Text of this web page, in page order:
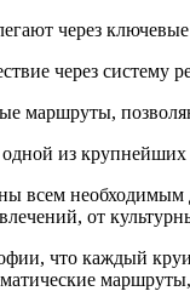
через ключевые
через
маршруты,
из крупнейших
необходимым
от
что каждый